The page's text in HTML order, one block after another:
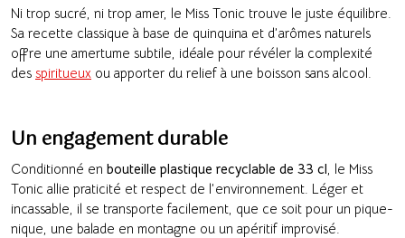
Ni trop sucré, ni trop amer, le Miss Tonic trouve le juste équilibre.
Sa recette classique à base de quinquina et d’arômes naturels
offre une amertume subtile, idéale pour révéler la complexité
des spiritueux ou apporter du relief à une boisson sans alcool.
Un engagement durable
Conditionné en bouteille plastique recyclable de 33 cl , le Miss
Tonic allie praticité et respect de l’environnement. Léger et
incassable, il se transporte facilement, que ce soit pour un pique-
nique, une balade en montagne ou un apéritif improvisé.